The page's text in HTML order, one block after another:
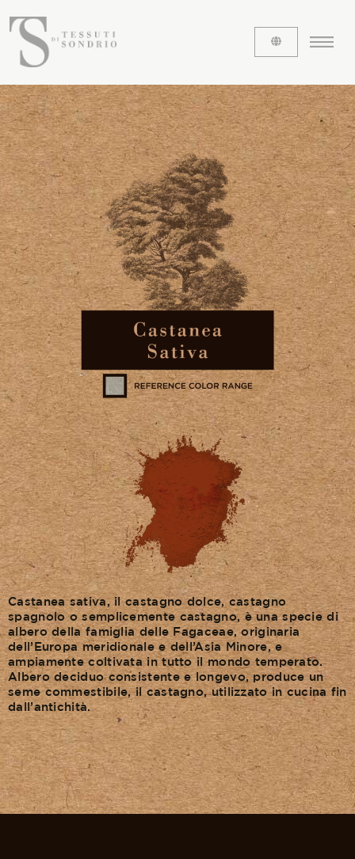
Castanea sativa, il castagno dolce, castagno
spagnolo o semplicemente castagno, è una specie di
albero della famiglia delle Fagaceae, originaria
dell’Europa meridionale e dell’Asia Minore, e
ampiamente coltivata in tutto il mondo temperato.
Albero deciduo consistente e longevo, produce un
seme commestibile, il castagno, utilizzato in cucina fin
dall’antichità.
CHI SIAMO
Le etichette
La nostra storia
Lavora con noi
Share our fabrics
I TESSUTI
La Stagione Autunno/Inverno
La Stagione Primavera/Estate
Le sotto-collezioni
Le caratteristiche
SOSTENIBILITÀ
Heart for Earth
UpCycle
Certificazioni
Membership
NOVITÀ